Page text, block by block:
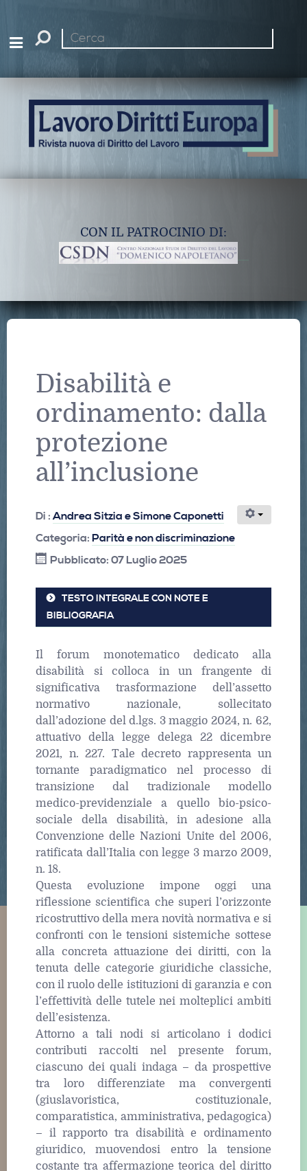
Cerca
CON IL PATROCINIO DI:
Disabilità e
ordinamento: dalla
protezione
all’inclusione
Di :Andrea Sitzia e Simone Caponetti
Categoria: Parità e non discriminazione
Pubblicato: 07 Luglio 2025
TESTO INTEGRALE CON NOTE E
BIBLIOGRAFIA
Il forum monotematico dedicato alla
disabilità si colloca in un frangente di
significativa trasformazione dell’assetto
normativo nazionale, sollecitato
dall’adozione del d.lgs. 3 maggio 2024, n. 62,
attuativo della legge delega 22 dicembre
2021, n. 227. Tale decreto rappresenta un
tornante paradigmatico nel processo di
transizione dal tradizionale modello
medico-previdenziale a quello bio-psico-
sociale della disabilità, in adesione alla
Convenzione delle Nazioni Unite del 2006,
ratificata dall’Italia con legge 3 marzo 2009,
n. 18.
Questa evoluzione impone oggi una
riflessione scientifica che superi l’orizzonte
ricostruttivo della mera novità normativa e si
confronti con le tensioni sistemiche sottese
alla concreta attuazione dei diritti, con la
tenuta delle categorie giuridiche classiche,
con il ruolo delle istituzioni di garanzia e con
l’effettività delle tutele nei molteplici ambiti
dell’esistenza.
Attorno a tali nodi si articolano i dodici
contributi raccolti nel presente forum,
ciascuno dei quali indaga – da prospettive
tra loro differenziate ma convergenti
(giuslavoristica, costituzionale,
comparatistica, amministrativa, pedagogica)
– il rapporto tra disabilità e ordinamento
giuridico, muovendosi entro la tensione
costante tra affermazione teorica del diritto